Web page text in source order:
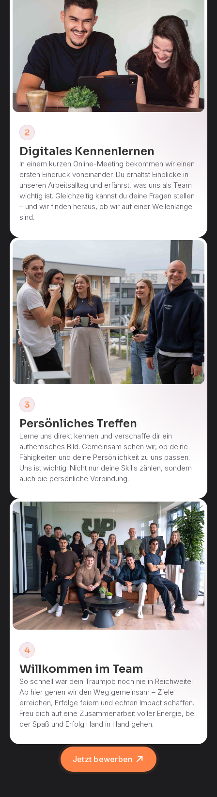
Digitales Kennenlernen
In einem kurzen Online-Meeting bekommen wir einen
ersten Eindruck voneinander. Du erhältst Einblicke in
unseren Arbeitsalltag und erfährst, was uns als Team
wichtig ist. Gleichzeitig kannst du deine Fragen stellen
– und wir finden heraus, ob wir auf einer Wellenlänge
sind.
Persönliches Treffen
Lerne uns direkt kennen und verschaffe dir ein
authentisches Bild. Gemeinsam sehen wir, ob deine
Fähigkeiten und deine Persönlichkeit zu uns passen.
Uns ist wichtig: Nicht nur deine Skills zählen, sondern
auch die persönliche Verbindung.
Willkommen im Team
So schnell war dein Traumjob noch nie in Reichweite!
Ab hier gehen wir den Weg gemeinsam – Ziele
erreichen, Erfolge feiern und echten Impact schaffen.
Freu dich auf eine Zusammenarbeit voller Energie, bei
der Spaß und Erfolg Hand in Hand gehen.
Jetzt bewerben